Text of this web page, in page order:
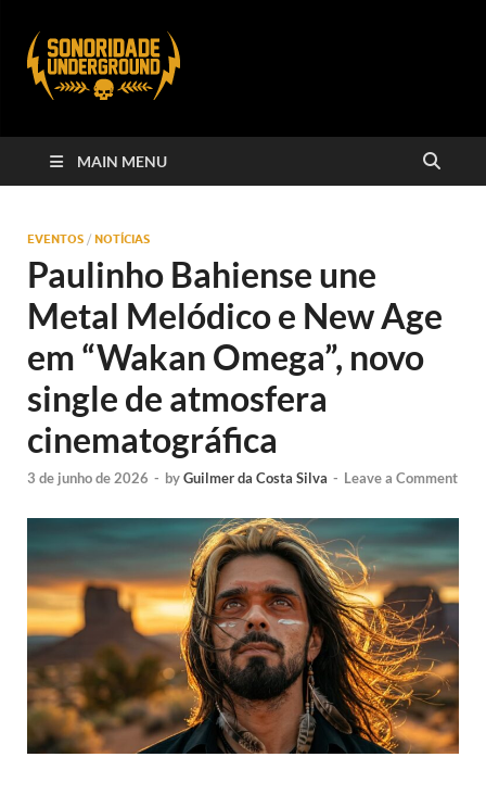
MAIN MENU
EVENTOS / NOTÍCIAS
Paulinho Bahiense une
Metal Melódico e New Age
em “Wakan Omega”, novo
single de atmosfera
cinematográfica
3 de junho de 2026 - byGuilmer da Costa Silva - Leave a Comment